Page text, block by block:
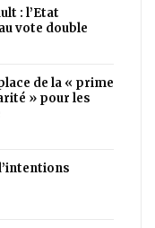
: l’Etat
vote double
de la « prime
» pour les